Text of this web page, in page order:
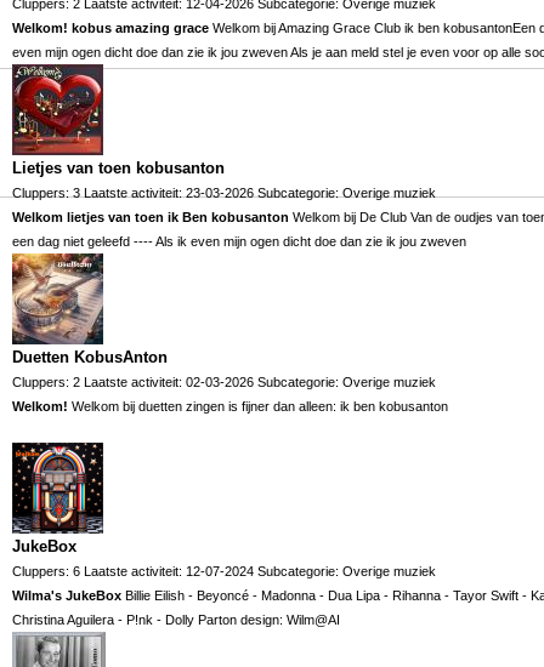
Cluppers: 2 Laatste activiteit: 12-04-2026 Subcategorie: Overige muziek
Welkom! kobus amazing grace Welkom bij Amazing Grace Club ik ben kobusantonEen
even mijn ogen dicht doe dan zie ik jou zweven Als je aan meld stel je even voor op alle
Lietjes van toen kobusanton
Cluppers: 3 Laatste activiteit: 23-03-2026 Subcategorie: Overige muziek
Welkom lietjes van toen ik Ben kobusanton Welkom bij De Club Van de oudjes van
een dag niet geleefd ---- Als ik even mijn ogen dicht doe dan zie ik jou zweven
Duetten KobusAnton
Cluppers: 2 Laatste activiteit: 02-03-2026 Subcategorie: Overige muziek
Welkom! Welkom bij duetten zingen is fijner dan alleen: ik ben kobusanton
JukeBox
Cluppers: 6 Laatste activiteit: 12-07-2024 Subcategorie: Overige muziek
Wilma's JukeBox Billie Eilish - Beyoncé - Madonna - Dua Lipa - Rihanna - Tayor Swift -
Christina Aguilera - P!nk - Dolly Parton design: Wilm@AI